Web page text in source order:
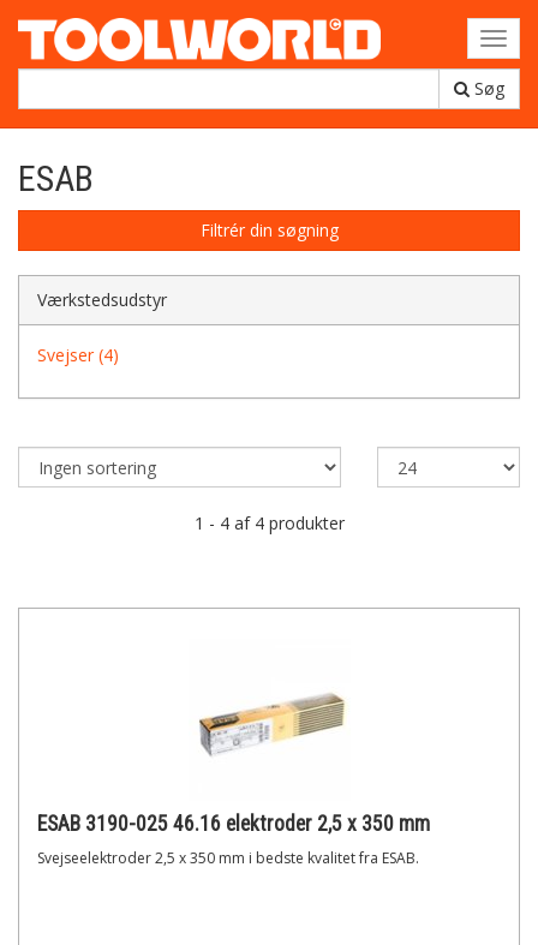
Søg
ESAB
Filtrér din søgning
Værkstedsudstyr
Svejser (4)
1 - 4 af 4 produkter
ESAB 3190-025 46.16 elektroder 2,5 x 350 mm
Svejseelektroder 2,5 x 350 mm i bedste kvalitet fra ESAB.